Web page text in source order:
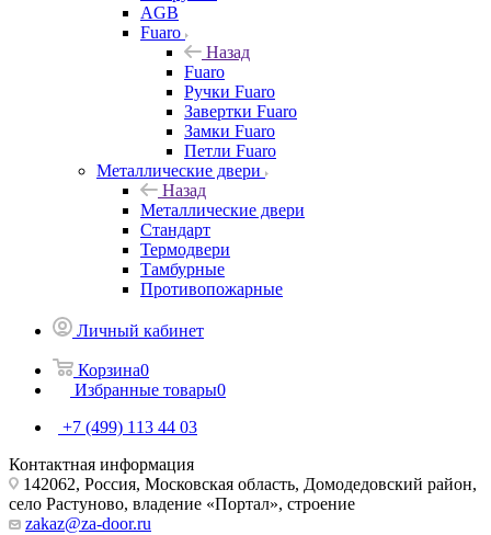
AGB
Fuaro
Назад
Fuaro
Ручки Fuaro
Завертки Fuaro
Замки Fuaro
Петли Fuaro
Металлические двери
Назад
Металлические двери
Стандарт
Термодвери
Тамбурные
Противопожарные
Личный кабинет
Корзина0
Избранные товары0
+7 (499) 113 44 03
Контактная информация
142062, Россия, Московская область, Домодедовский район,
село Растуново, владение «Портал», строение
zakaz@za-door.ru